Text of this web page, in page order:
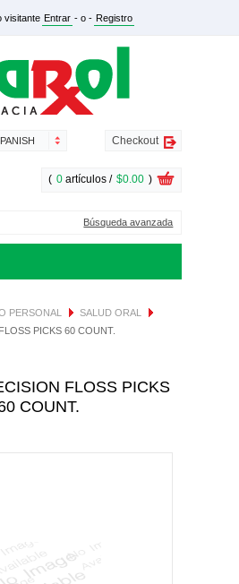
visitante Entrar - o - Registro
Búsqueda avanzada
( 0 artículos / $0.00 )
Checkout
PERSONAL
SALUD ORAL
PICKS 60 COUNT.
FLOSS PICKS
COUNT.